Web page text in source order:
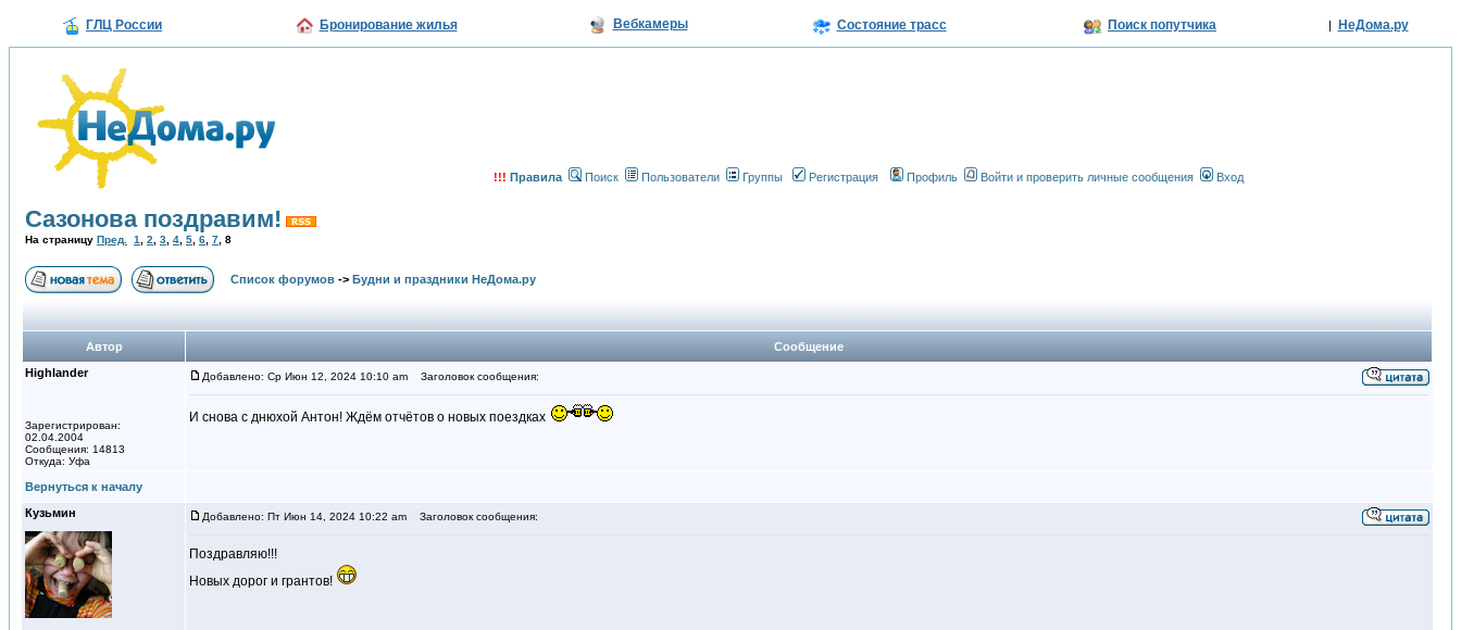
ГЛЦ России Бронирование жилья Вебкамеры Состояние трасс Поиск попутчика | НеДома.ру
!!! Правила Поиск Пользователи Группы Регистрация Профиль Войти и проверить личные сообщения Вход
Сазонова поздравим!
На страницу Пред. 1 2 3 4 5 6 7 8
Список форумов -> Будни и праздники НеДома.ру
Автор
Сообщение
Highlander
Зарегистрирован:
02.04.2004
Сообщения: 14813
Откуда: Уфа
Добавлено: Ср Июн 12, 2024 10:10 am Заголовок сообщения:
И снова с днюхой Антон! Ждём отчётов о новых поездках
Вернуться к началу
Кузьмин
Добавлено: Пт Июн 14, 2024 10:22 am Заголовок сообщения:
Поздравляю!!!
Новых дорог и грантов!